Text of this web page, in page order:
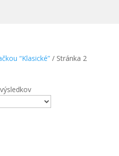
“Klasické”/ Stránka 2